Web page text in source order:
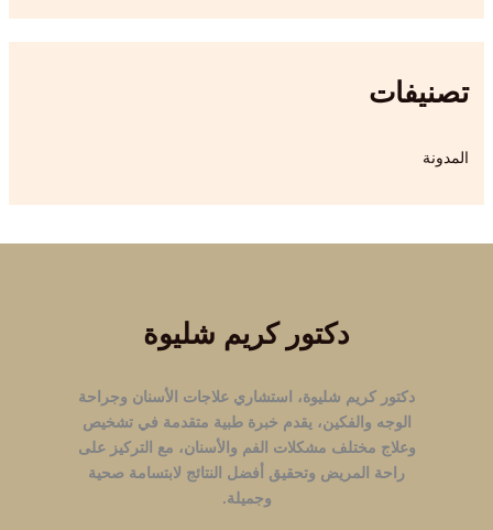
تصنيفات
المدونة
دكتور كريم شليوة
دكتور كريم شليوة، استشاري علاجات الأسنان وجراحة
الوجه والفكين، يقدم خبرة طبية متقدمة في تشخيص
وعلاج مختلف مشكلات الفم والأسنان، مع التركيز على
راحة المريض وتحقيق أفضل النتائج لابتسامة صحية
وجميلة.